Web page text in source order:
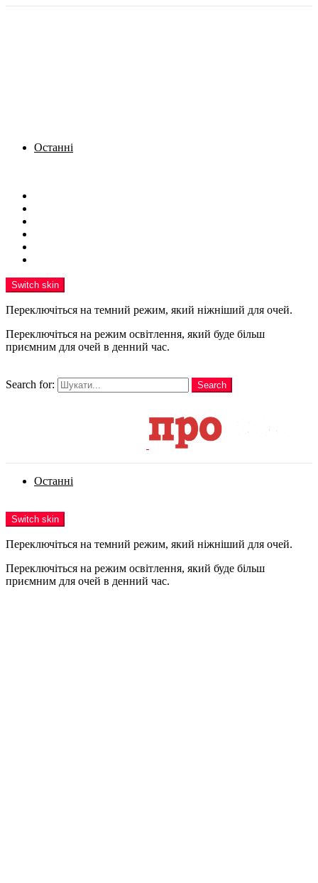
Останні
Switch skin
Переключіться на темний режим, який ніжніший для очей.
Переключіться на режим освітлення, який буде більш
приємним для очей в денний час.
Search for:
Search
Останні
Switch skin
Переключіться на темний режим, який ніжніший для очей.
Переключіться на режим освітлення, який буде більш
приємним для очей в денний час.